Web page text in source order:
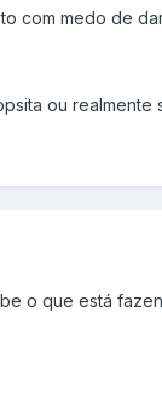
com medo de
ou realmente
o que está